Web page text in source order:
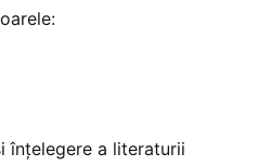
înțelegere a literaturii